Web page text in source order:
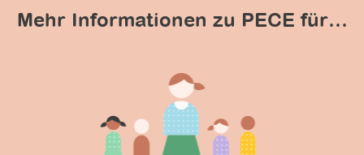
Mehr Informationen zu PECE für…